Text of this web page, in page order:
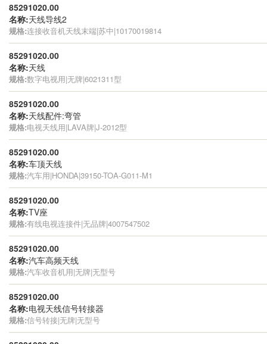
85291020.00
名称:天线导线2
规格:连接收音机天线末端|苏中|10170019814
85291020.00
名称:天线
规格:数字电视用|无牌|6021311型
85291020.00
名称:天线配件:弯管
规格:电视天线用|LAVA牌|J-2012型
85291020.00
名称:车顶天线
规格:汽车用|HONDA|39150-TOA-G011-M1
85291020.00
名称:TV座
规格:有线电视连接件|无品牌|4007547502
85291020.00
名称:汽车高频天线
规格:汽车收音机用|无牌|无型号
85291020.00
名称:电视天线信号转接器
规格:信号转接|无牌|无型号